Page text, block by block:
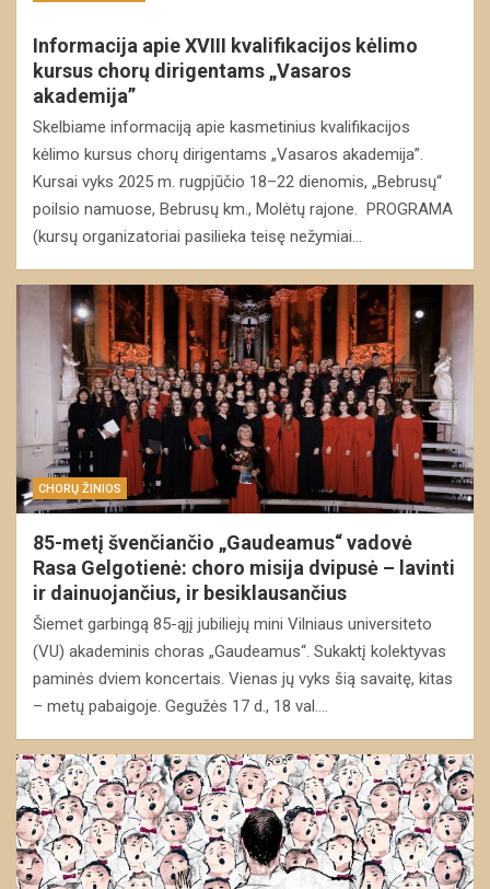
Informacija apie XVIII kvalifikacijos kėlimo
kursus chorų dirigentams „Vasaros
akademija”
Skelbiame informaciją apie kasmetinius kvalifikacijos
kėlimo kursus chorų dirigentams „Vasaros akademija”.
Kursai vyks 2025 m. rugpjūčio 18–22 dienomis, „Bebrusų“
poilsio namuose, Bebrusų km., Molėtų rajone. PROGRAMA
(kursų organizatoriai pasilieka teisę nežymiai…
CHORŲ ŽINIOS
85-metį švenčiančio „Gaudeamus“ vadovė
Rasa Gelgotienė: choro misija dvipusė – lavinti
ir dainuojančius, ir besiklausančius
Šiemet garbingą 85-ąjį jubiliejų mini Vilniaus universiteto
(VU) akademinis choras „Gaudeamus“. Sukaktį kolektyvas
paminės dviem koncertais. Vienas jų vyks šią savaitę, kitas
– metų pabaigoje. Gegužės 17 d., 18 val.…